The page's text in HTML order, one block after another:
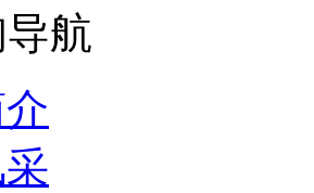
航